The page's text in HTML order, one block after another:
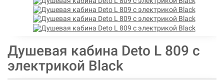
Душевая кабина Deto L 809 с
электрикой Black